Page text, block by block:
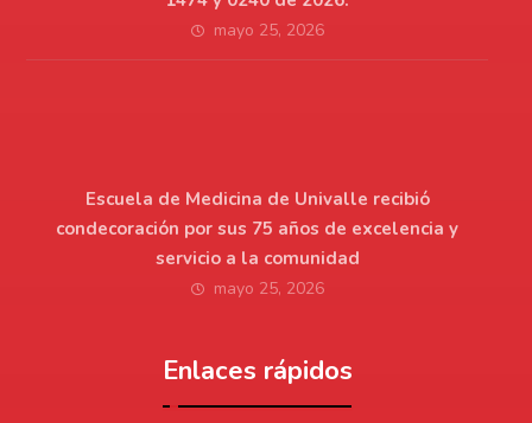
mayo 25, 2026
Escuela de Medicina de Univalle recibió
condecoración por sus 75 años de excelencia y
servicio a la comunidad
mayo 25, 2026
Enlaces rápidos